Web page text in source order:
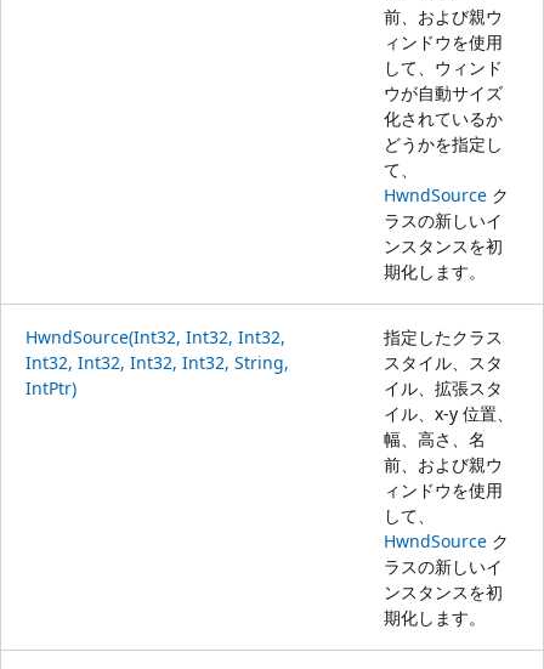
前、および親ウ
ィンドウを使用
して、ウィンド
ウが自動サイズ
化されているか
どうかを指定し
て、
HwndSource ク
ラスの新しいイ
ンスタンスを初
期化します。
HwndSource(Int32, Int32, Int32,
Int32, Int32, Int32, Int32, String,
IntPtr)
指定したクラス
スタイル、スタ
イル、拡張スタ
イル、x-y 位置、
幅、高さ、名
前、および親ウ
ィンドウを使用
して、
HwndSource ク
ラスの新しいイ
ンスタンスを初
期化します。